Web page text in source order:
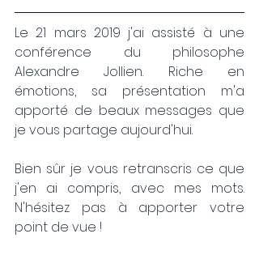
Le 21 mars 2019 j'ai assisté à une
conférence du philosophe
Alexandre Jollien. Riche en
émotions, sa présentation m'a
apporté de beaux messages que
je vous partage aujourd'hui.
Bien sûr je vous retranscris ce que
j'en ai compris, avec mes mots.
N'hésitez pas à apporter votre
point de vue !